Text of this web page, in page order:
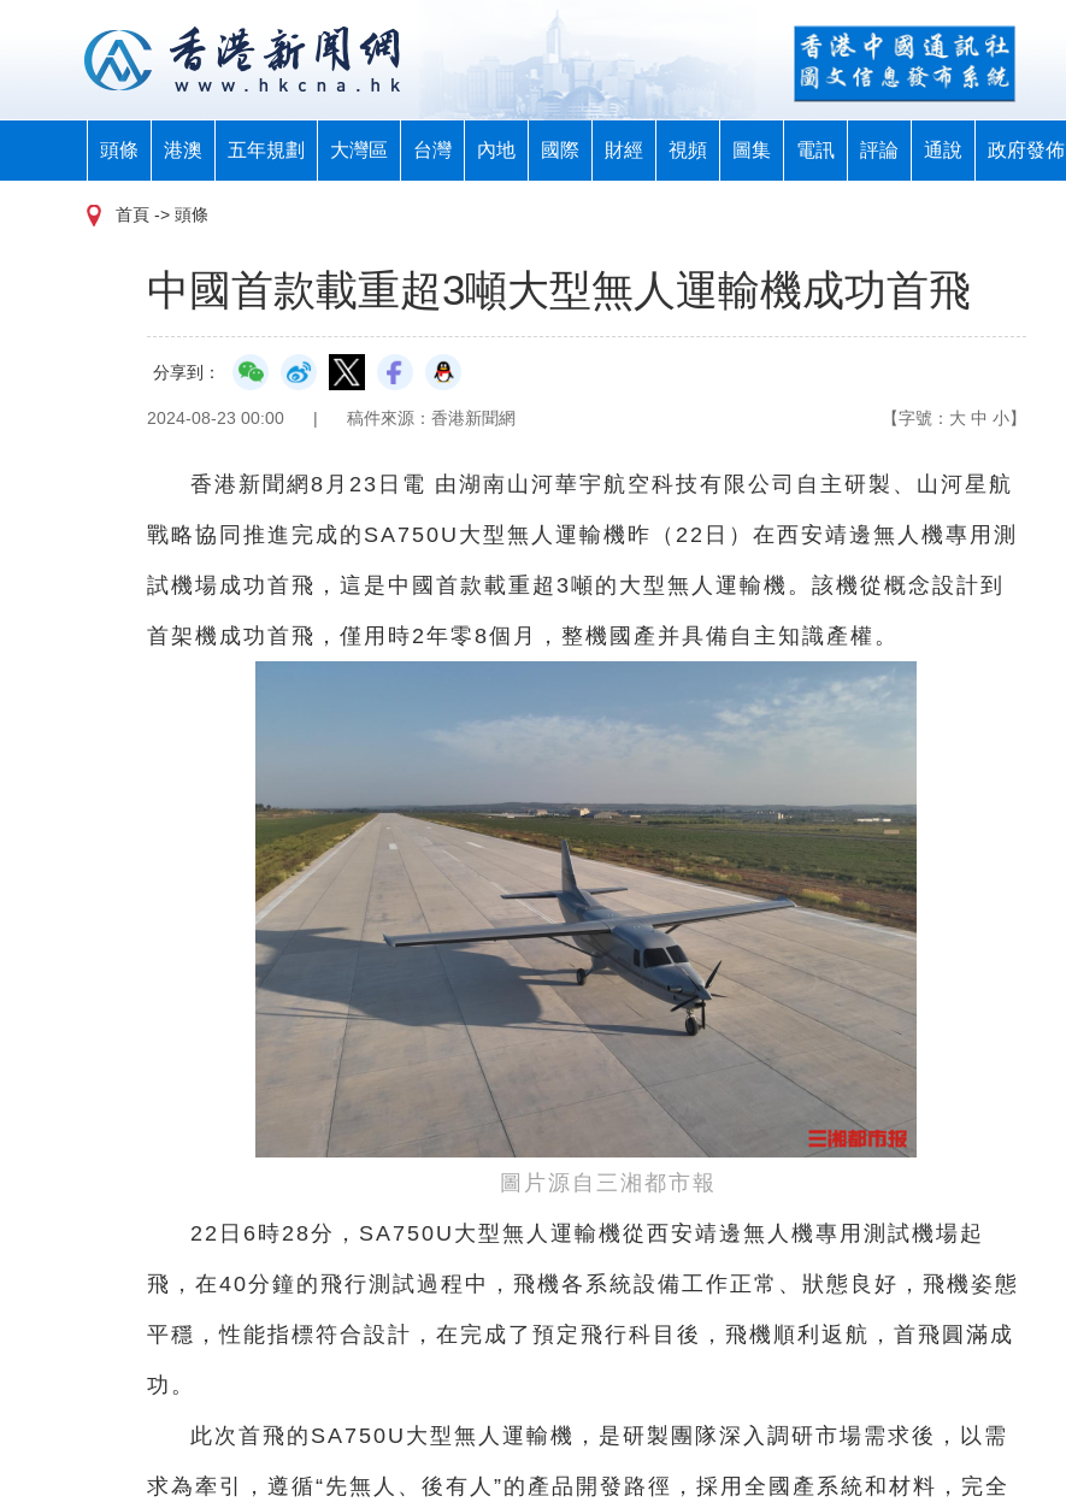
頭條 港澳 五年規劃 大灣區 台灣 內地 國際 財經 視頻 圖集 電訊 評論 通說 政府發佈
首頁 -> 頭條
中國首款載重超3噸大型無人運輸機成功首飛
分享到：
2024-08-23 00:00 | 稿件來源：香港新聞網 【字號： 大 中 小】
香港新聞網8月23日電 由湖南山河華宇航空科技有限公司自主研製、山河星航
戰略協同推進完成的SA750U大型無人運輸機昨（ 22日） 在西安靖邊無人機專用測
試機場成功首飛，這是中國首款載重超3噸的大型無人運輸機。該機從概念設計到
首架機成功首飛，僅用時2年零8個月，整機國產并具備自主知識產權。
圖片源自三湘都市報
22日6時28分，SA750U大型無人運輸機從西安靖邊無人機專用測試機場起
飛，在40分鐘的飛行測試過程中，飛機各系統設備工作正常、狀態良好，飛機姿態
平穩，性能指標符合設計，在完成了預定飛行科目後，飛機順利返航，首飛圓滿成
功。
此次首飛的SA750U大型無人運輸機，是研製團隊深入調研市場需求後，以需
求為牽引，遵循“先無人、後有人”的產品開發路徑，採用全國產系統和材料，完全